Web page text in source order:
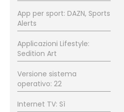
App per sport: DAZN, Sports
Alerts
Applicazioni Lifestyle:
Sedition Art
Versione sistema
operativo: 22
Internet TV: Sì